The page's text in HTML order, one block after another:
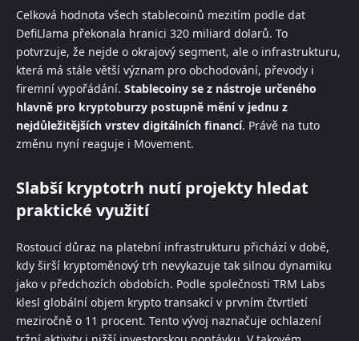
Celková hodnota všech stablecoinů mezitím podle dat
DefiLlama překonala hranici 320 miliard dolarů. To
potvrzuje, že nejde o okrajový segment, ale o infrastrukturu,
která má stále větší význam pro obchodování, převody i
firemní vypořádání. Stablecoiny se z nástroje určeného
hlavně pro kryptoburzy postupně mění v jednu z
nejdůležitějších vrstev digitálních financí. Právě na tuto
změnu nyní reaguje i Movement.
Slabší kryptotrh nutí projekty hledat
praktické využití
Rostoucí důraz na platební infrastrukturu přichází v době,
kdy širší kryptoměnový trh nevykazuje tak silnou dynamiku
jako v předchozích obdobích. Podle společnosti TRM Labs
klesl globální objem krypto transakcí v prvním čtvrtletí
meziročně o 11 procent. Tento vývoj naznačuje ochlazení